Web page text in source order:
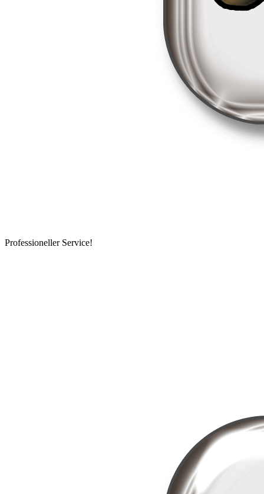
Professioneller Service!